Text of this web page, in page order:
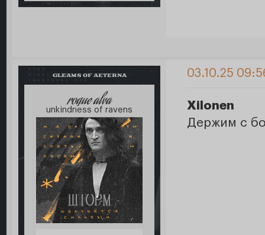
GLEAMS OF AETERNA
roque alva
unkindness of ravens
03.10.25
Xilonen
Держим с